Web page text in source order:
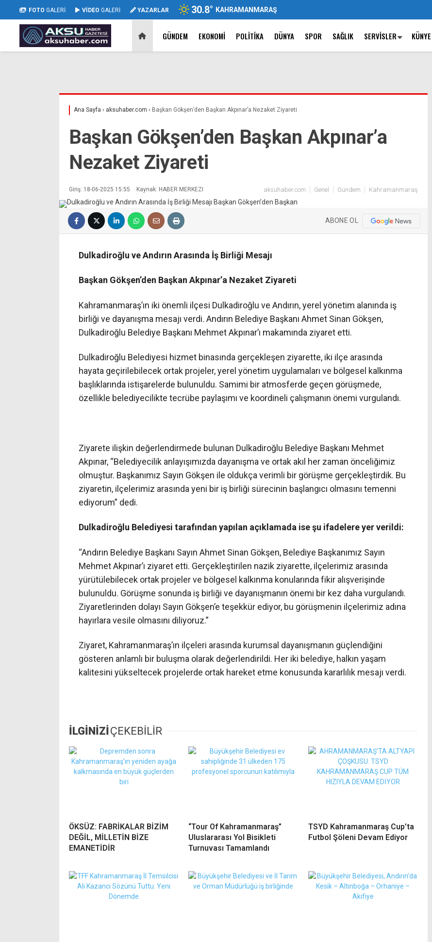
FOTO GALERİ VİDEO GALERİ YAZARLAR 30.8° KAHRAMANMARAŞ
GÜNDEM EKONOMI POLITIKA DÜNYA SPOR SAĞLIK SERVISLER KÜNYE
Ana Sayfa › aksuhaber.com › Başkan Gökşen’den Başkan Akpınar’a Nezaket Ziyareti
Başkan Gökşen’den Başkan Akpınar’a
Nezaket Ziyareti
Giriş: 18-06-2025 15:55 Kaynak: HABER MERKEZI aksuhaber.com Genel Gündem Kahramanmaraş
ABONE OL
Dulkadiroğlu ve Andırın Arasında İş Birliği Mesajı
Başkan Gökşen’den Başkan Akpınar’a Nezaket Ziyareti
Kahramanmaraş’ın iki önemli ilçesi Dulkadiroğlu ve Andırın, yerel yönetim alanında iş
birliği ve dayanışma mesajı verdi. Andırın Belediye Başkanı Ahmet Sinan Gökşen,
Dulkadiroğlu Belediye Başkanı Mehmet Akpınar’ı makamında ziyaret etti.
Dulkadiroğlu Belediyesi hizmet binasında gerçekleşen ziyarette, iki ilçe arasında
hayata geçirilebilecek ortak projeler, yerel yönetim uygulamaları ve bölgesel kalkınma
başlıklarında istişarelerde bulunuldu. Samimi bir atmosferde geçen görüşmede,
özellikle belediyecilikte tecrübe paylaşımı ve koordineli çalışmanın önemi vurgulandı.
Ziyarete ilişkin değerlendirmede bulunan Dulkadiroğlu Belediye Başkanı Mehmet
Akpınar, “Belediyecilik anlayışımızda dayanışma ve ortak akıl her zaman önceliğimiz
olmuştur. Başkanımız Sayın Gökşen ile oldukça verimli bir görüşme gerçekleştirdik. Bu
ziyaretin, ilçelerimiz arasında yeni bir iş birliği sürecinin başlangıcı olmasını temenni
ediyorum” dedi.
Dulkadiroğlu Belediyesi tarafından yapılan açıklamada ise şu ifadelere yer verildi:
“Andırın Belediye Başkanı Sayın Ahmet Sinan Gökşen, Belediye Başkanımız Sayın
Mehmet Akpınar’ı ziyaret etti. Gerçekleştirilen nazik ziyarette, ilçelerimiz arasında
yürütülebilecek ortak projeler ve bölgesel kalkınma konularında fikir alışverişinde
bulunuldu. Görüşme sonunda iş birliği ve dayanışmanın önemi bir kez daha vurgulandı.
Ziyaretlerinden dolayı Sayın Gökşen’e teşekkür ediyor, bu görüşmenin ilçelerimiz adına
hayırlara vesile olmasını diliyoruz.”
Ziyaret, Kahramanmaraş’ın ilçeleri arasında kurumsal dayanışmanın güçlendiğini
gösteren anlamlı bir buluşma olarak değerlendirildi. Her iki belediye, halkın yaşam
kalitesini yükseltecek projelerde ortak hareket etme konusunda kararlılık mesajı verdi.
İLGİNİZİÇEKEBİLİR
ÖKSÜZ: FABRİKALAR BİZİM
DEĞİL, MİLLETİN BİZE
EMANETİDİR
“Tour Of Kahramanmaraş”
Uluslararası Yol Bisikleti
Turnuvası Tamamlandı
TSYD Kahramanmaraş Cup’ta
Futbol Şöleni Devam Ediyor